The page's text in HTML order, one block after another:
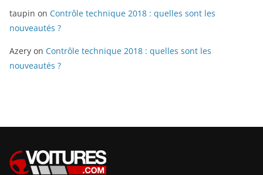
taupin on Contrôle technique 2018 : quelles sont les
nouveautés ?
Azery on Contrôle technique 2018 : quelles sont les
nouveautés ?